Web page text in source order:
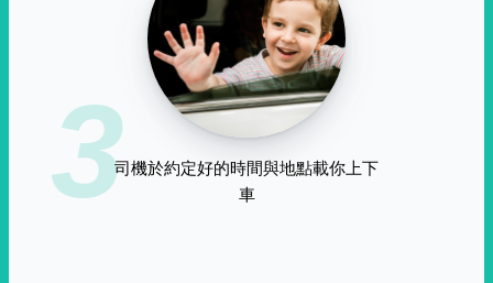
3司機於約定好的時間與地點載你上下
車